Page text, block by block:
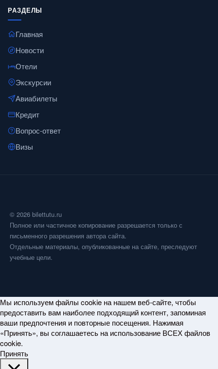
РАЗДЕЛЫ
Главная
Новости
Отели
Экскурсии
Авиабилеты
Кредит
Вопрос-ответ
Визы
© 2026 bilettutu.ru
Полное или частичное копирование разрешается только с
письменного разрешения автора сайта.
Отдельные материалы, опубликованные на сайте, преследуют
учебные цели.
Мы используем файлы cookie на нашем веб-сайте, чтобы
предоставить вам наиболее подходящий контент, запоминая
ваши предпочтения и повторные посещения. Нажимая
«Принять», вы соглашаетесь на использование ВСЕХ файлов
cookie.
Принять